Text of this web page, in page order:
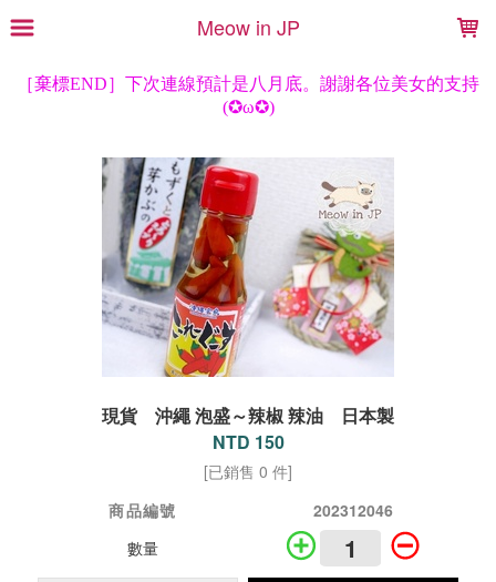
Meow in JP
現貨 沖繩 泡盛～辣椒 辣油 日本製
NTD 150
[已銷售 0 件]
商品編號
202312046
數量